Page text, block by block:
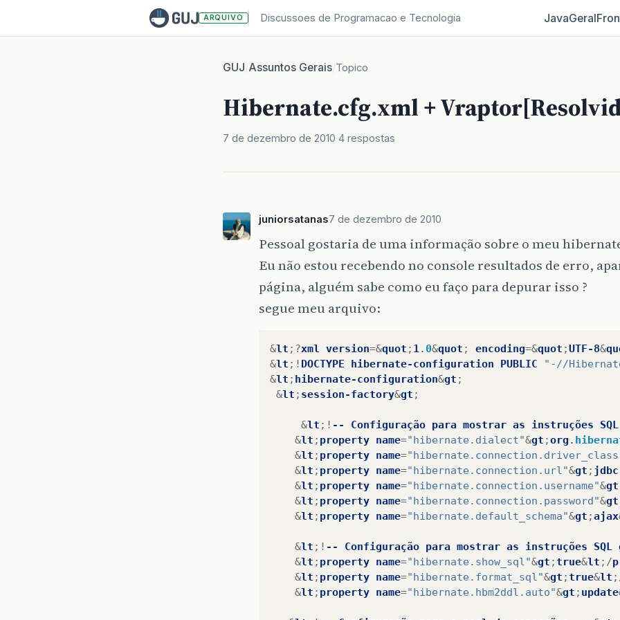
ARQUIVO Discussoes de Programacao e Tecnologia JavaGeral
GUJ/Assuntos Gerais/Topico
Hibernate.cfg.xml +
7 de dezembro de 2010 4 respostas
juniorsatanas7 de dezembro de 2010
Pessoal gostaria de uma informação sobre o meu
Eu não estou recebendo no console resultados de erro,
página, alguém sabe como eu faço para depurar isso ?
segue meu arquivo:
&lt ;?xml version=&quot ; 1 . 0&quot ; encoding=&quot ;UTF-8&
&lt ;! DOCTYPE hibernate-configuration PUBLIC "-//
&lt ; hibernate-configuration&gt ;
&lt ; session-factory&gt ;
&lt ;! -- Configuração para mostrar as instruções SQL
&lt ; property name="hibernate.dialect"&gt ;org .
&lt ; property name=
&lt ; property name="hibernate.connection.url"&gt ; jdbc
&lt ; property name="hibernate.connection.username"&gt
&lt ; property name="hibernate.connection.password"&gt
&lt ; property name="hibernate.default_schema"&gt ;ajax
&lt ;! -- Configuração para mostrar as instruções SQL
&lt ; property name="hibernate.show_sql"&gt ;true&lt ;/
&lt ; property name="hibernate.format_sql"&gt ;true&lt
&lt ; property name="hibernate.hbm2ddl.auto"&gt ; update